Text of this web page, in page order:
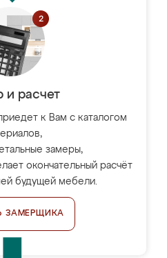
и расчет
к Вам с каталогом
замеры,
окончательный расчёт
будущей мебели.
ЗАМЕРЩИКА